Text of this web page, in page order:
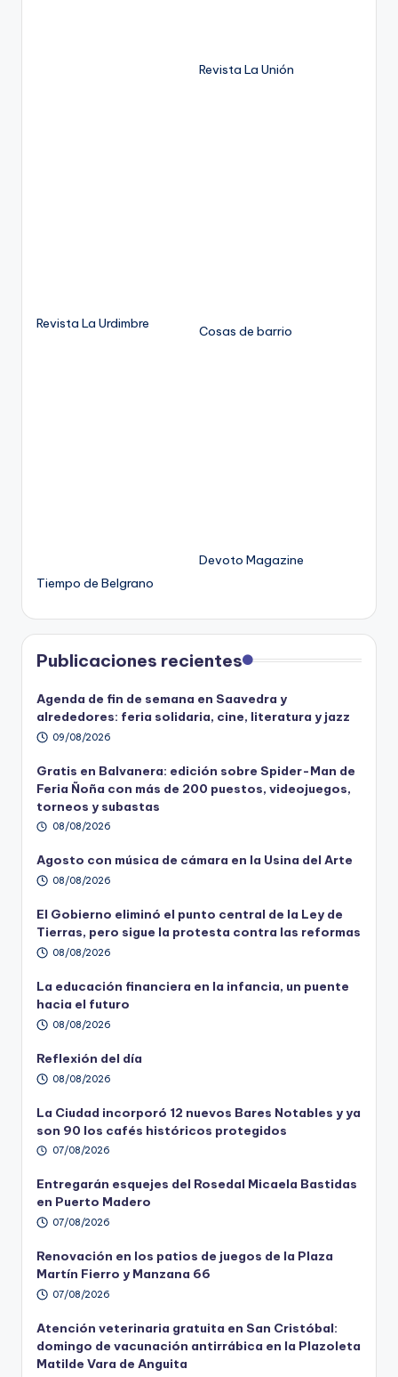
Revista La Unión
Revista La Urdimbre
Cosas de barrio
Tiempo de Belgrano
Devoto Magazine
Publicaciones recientes
Agenda de fin de semana en Saavedra y
alrededores: feria solidaria, cine, literatura y jazz
09/08/2026
Gratis en Balvanera: edición sobre Spider-Man de
Feria Ñoña con más de 200 puestos, videojuegos,
torneos y subastas
08/08/2026
Agosto con música de cámara en la Usina del Arte
08/08/2026
El Gobierno eliminó el punto central de la Ley de
Tierras, pero sigue la protesta contra las reformas
08/08/2026
La educación financiera en la infancia, un puente
hacia el futuro
08/08/2026
Reflexión del día
08/08/2026
La Ciudad incorporó 12 nuevos Bares Notables y ya
son 90 los cafés históricos protegidos
07/08/2026
Entregarán esquejes del Rosedal Micaela Bastidas
en Puerto Madero
07/08/2026
Renovación en los patios de juegos de la Plaza
Martín Fierro y Manzana 66
07/08/2026
Atención veterinaria gratuita en San Cristóbal:
domingo de vacunación antirrábica en la Plazoleta
Matilde Vara de Anguita